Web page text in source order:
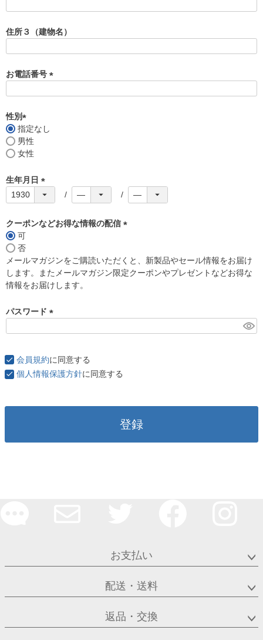
須
)
住所３（建物名）
お電話番号
性別
(
必
須
指定なし
男性
女性
生年月日
(
須
クーポンなどお得な情報の配信
須
)
可
否
メールマガジンをご購読いただくと、新製品やセール情報をお届け
します。またメールマガジン限定クーポンやプレゼントなどお得な
情報をお届けします。
パスワード
)
会員規約に同意する
個人情報保護方針に同意する
登録
お支払い
配送・送料
返品・交換